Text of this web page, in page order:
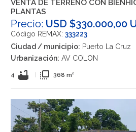
VENTA DE TERRENO CON
PLANTAS
Precio: USD $330.000,00
Código REMAX: 333223
Ciudad / municipio: Puerto La Cruz
Urbanización: AV COLON
4 bathtub flip_to_front 368 m²